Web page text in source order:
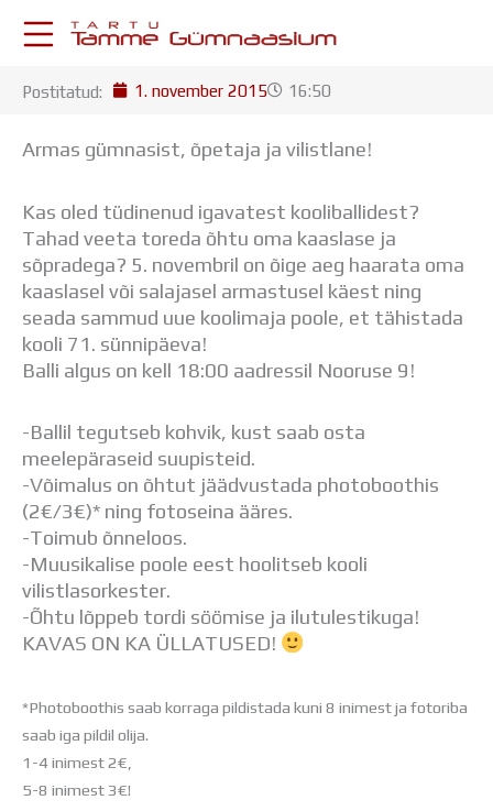
KESKKONNAD
Postkast
Tamme TV
Tamme Leht
Kooliraadio
Koorilaul
ÕPPETÖÖ
Tunniplaan
Aastaplaan
Ainepassid
Huviringid
Õpilastööd (UPT)
Distantsõpe
Kodukord
Projektid
ÜLDINFO
Sisseastumine
Meie kool
Lapsevanemale
Vilistlastele
Toitlustamine
Virtuaaltuur
Postitatud: 1. november 2015 16:50
Armas gümnasist, õpetaja ja vilistlane!
Kas oled tüdinenud igavatest kooliballidest?
Tahad veeta toreda õhtu oma kaaslase ja
sõpradega? 5. novembril on õige aeg haarata oma
kaaslasel või salajasel armastusel käest ning
seada sammud uue koolimaja poole, et tähistada
kooli 71. sünnipäeva!
Balli algus on kell 18:00 aadressil Nooruse 9!
-Ballil tegutseb kohvik, kust saab osta
meelepäraseid suupisteid.
-Võimalus on õhtut jäädvustada photoboothis
(2€/3€)* ning fotoseina ääres.
-Toimub õnneloos.
-Muusikalise poole eest hoolitseb kooli
vilistlasorkester.
-Õhtu lõppeb tordi söömise ja ilutulestikuga!
KAVAS ON KA ÜLLATUSED!
*Photoboothis saab korraga pildistada kuni 8 inimest ja fotoriba
saab iga pildil olija.
1-4 inimest 2€,
5-8 inimest 3€!